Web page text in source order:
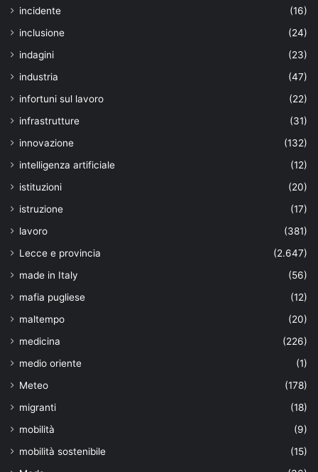
incidente
(16)
inclusione
(24)
indagini
(23)
industria
(47)
infortuni sul lavoro
(22)
infrastrutture
(31)
innovazione
(132)
intelligenza artificiale
(12)
istituzioni
(20)
istruzione
(17)
lavoro
(381)
Lecce e provincia
(2.647)
made in Italy
(56)
mafia pugliese
(12)
maltempo
(20)
medicina
(226)
medio oriente
(1)
Meteo
(178)
migranti
(18)
mobilità
(9)
mobilità sostenibile
(15)